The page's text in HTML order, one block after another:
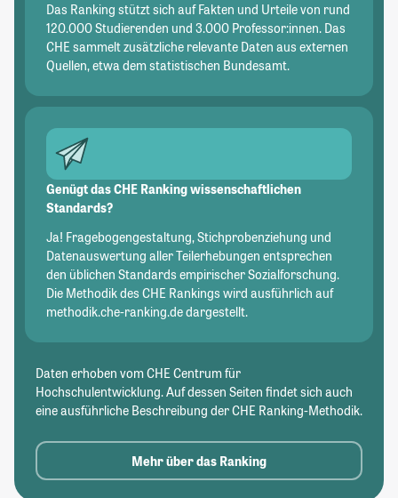
Das Ranking stützt sich auf Fakten und Urteile von rund
120.000 Studierenden und 3.000 Professor:innen. Das
CHE sammelt zusätzliche relevante Daten aus externen
Quellen, etwa dem statistischen Bundesamt.
Genügt das CHE Ranking wissenschaftlichen
Standards?
Ja! Fragebogengestaltung, Stichprobenziehung und
Datenauswertung aller Teilerhebungen entsprechen
den üblichen Standards empirischer Sozialforschung.
Die Methodik des CHE Rankings wird ausführlich auf
methodik.che-ranking.de dargestellt.
Daten erhoben vom CHE Centrum für
Hochschulentwicklung. Auf dessen Seiten findet sich auch
eine ausführliche Beschreibung der CHE Ranking-Methodik.
Mehr über das Ranking